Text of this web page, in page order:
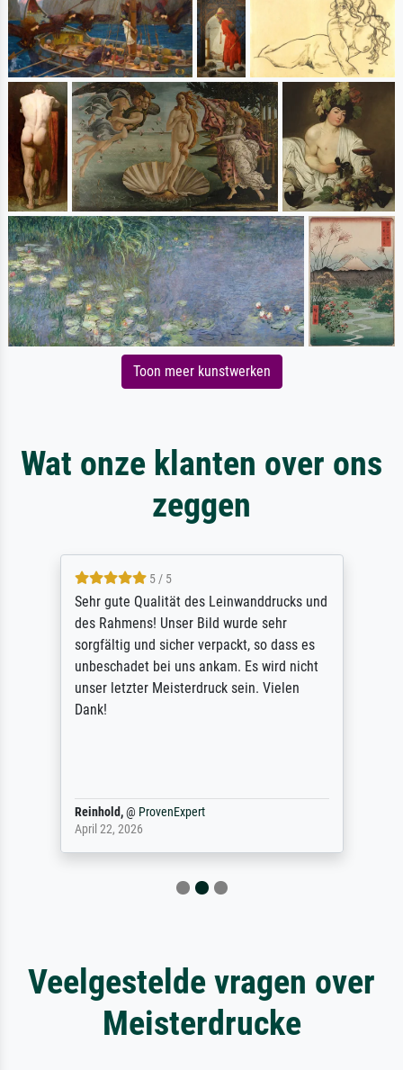
Toon meer kunstwerken
Wat onze klanten over ons
zeggen
5 / 5
Sehr gute Qualität des Leinwanddrucks und
des Rahmens! Unser Bild wurde sehr
sorgfältig und sicher verpackt, so dass es
unbeschadet bei uns ankam. Es wird nicht
unser letzter Meisterdruck sein. Vielen
Dank!
Reinhold,@ ProvenExpert
April 22, 2026
Veelgestelde vragen over
Meisterdrucke